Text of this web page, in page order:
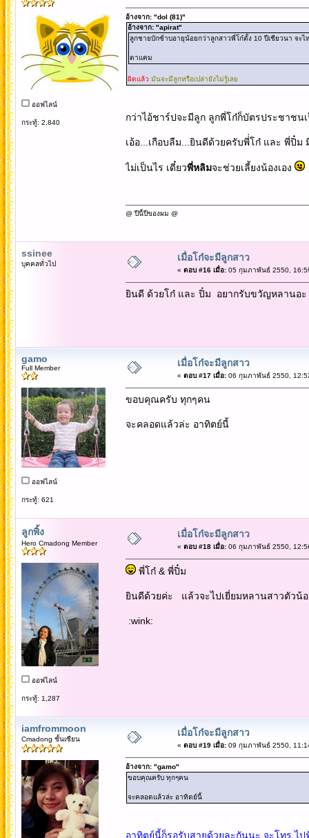
ออฟไลน์
กระทู้: 2,840
อ้างจาก: "dol (81)"
อ้างจาก: "apirat"
ลูกชายบักซ้าบอายุน้อยกว่าลูกสาวพี่โก๋ตั้ง 10 ปีเชียวนา จะไ
ตาแคม
ผิดแล้ว มันจะมีลูกหรือเปล่ายังไม่รู้เลย
กว่าไอ้ชาร์ปจะมีลูก ลูกพี่โก๋ก็บัตรประชาชน
เอ้อ...เกือบลืม...ยินดีด้วยครับพี่่โก๋ และ พี่ปิ๋
ไม่เป็นไร เดี๋ยวพี่หลิมจะช่วยเลี้ยงน้องเอง
@ ปีนี้ปีของผม @
ssinee
บุคคลทั่วไป
เมื่อโก๋จะมีลูกสาว
« ตอบ #16 เมื่อ:05 กุมภาพันธ์ 2550,
ยินดี ด้วยโก๋ และ ปิ๋ม อยากรับขวัญหลานอะ
gamo
Full Member
ออฟไลน์
กระทู้: 621
เมื่อโก๋จะมีลูกสาว
« ตอบ #17 เมื่อ:06 กุมภาพันธ์ 2550,
ขอบคุณครับ ทุกๆคน
จะคลอดแล้วล่ะ อาทิตย์นี้
ลูกพิ้ง
Hero Cmadong Member
ออฟไลน์
กระทู้: 1,287
เมื่อโก๋จะมีลูกสาว
« ตอบ #18 เมื่อ:06 กุมภาพันธ์ 2550,
พี่โก๋ & พี่ปิ๋ม
ยินดีด้วยค่ะ แล้วจะไปเยี่ยมหลานสาวตัวน้อ
:wink:
iamfrommoon
Cmadong ชั้นเซียน
เมื่อโก๋จะมีลูกสาว
« ตอบ #19 เมื่อ:09 กุมภาพันธ์ 2550,
อ้างจาก: "gamo"
ขอบคุณครับ ทุกๆคน
จะคลอดแล้วล่ะ อาทิตย์นี้
อาทิตย์นี้ก็รอรับสายด้วยละกันนะ จะโทร.ไ